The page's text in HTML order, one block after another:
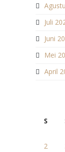
Juli
Juni
Mei
April
S
2